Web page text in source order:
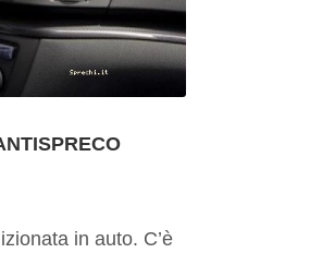
in auto. C’è